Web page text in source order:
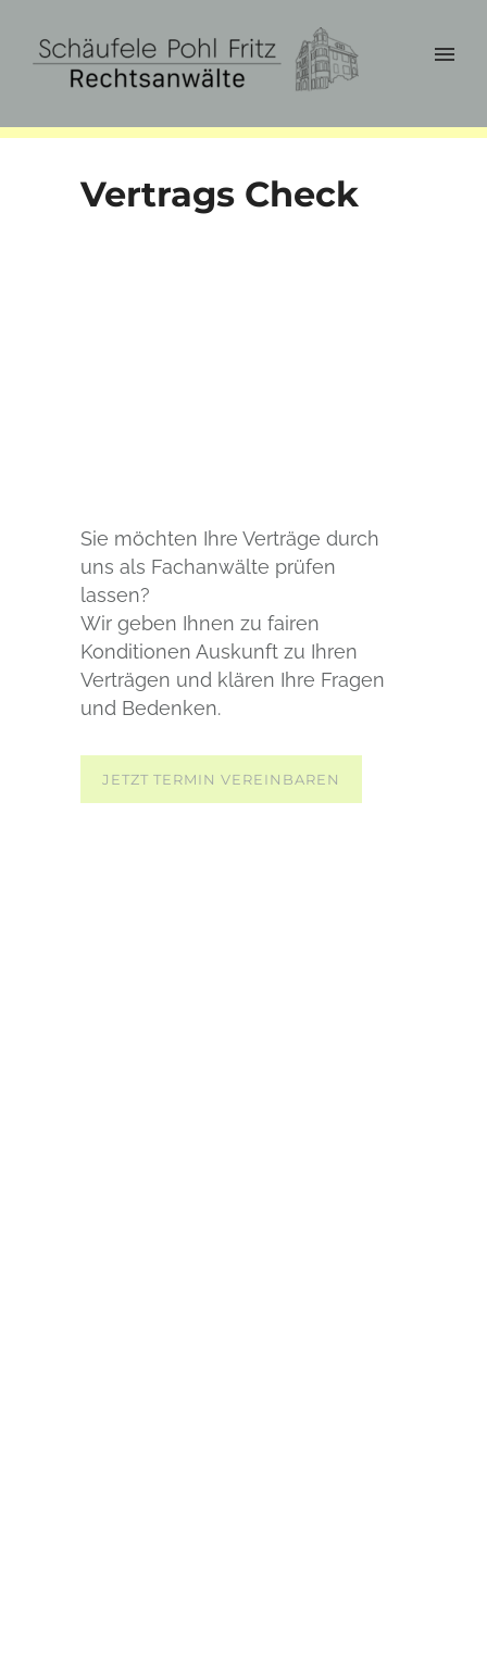
Vertrags Check
Sie möchten Ihre Verträge durch
uns als Fachanwälte prüfen
lassen?
Wir geben Ihnen zu fairen
Konditionen Auskunft zu Ihren
Verträgen und klären Ihre Fragen
und Bedenken.
JETZT TERMIN VEREINBAREN